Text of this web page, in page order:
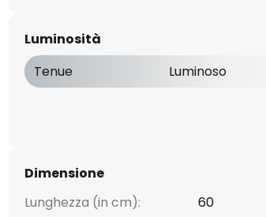
Luminosità
Tenue
Luminoso
Dimensione
Lunghezza (in cm):
60